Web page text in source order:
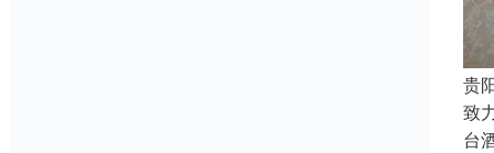
贵
致
台